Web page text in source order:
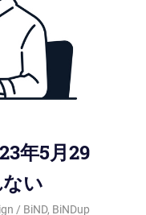
年5月29
い
BiND, BiNDup